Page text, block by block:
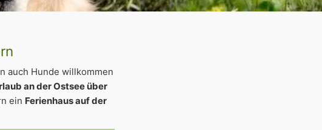
auch Hunde willkommen
an der Ostsee über
ein Ferienhaus auf der